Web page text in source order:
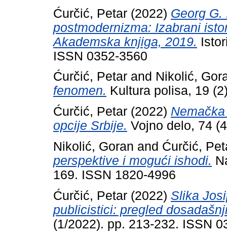
Ćurčić, Petar (2022) Georg
postmodernizma: Izabrani
Akademska knjiga, 2019.
ISSN 0352-3560
Ćurčić, Petar and Nikolić,
fenomen. Kultura polisa, 19
Ćurčić, Petar (2022)
opcije Srbije. Vojno delo, 74
Nikolić, Goran and Ćurčić,
perspektive i mogući ishodi.
169. ISSN 1820-4996
Ćurčić, Petar (2022) Slika
publicistici: pregled
(1/2022). pp. 213-232. ISSN